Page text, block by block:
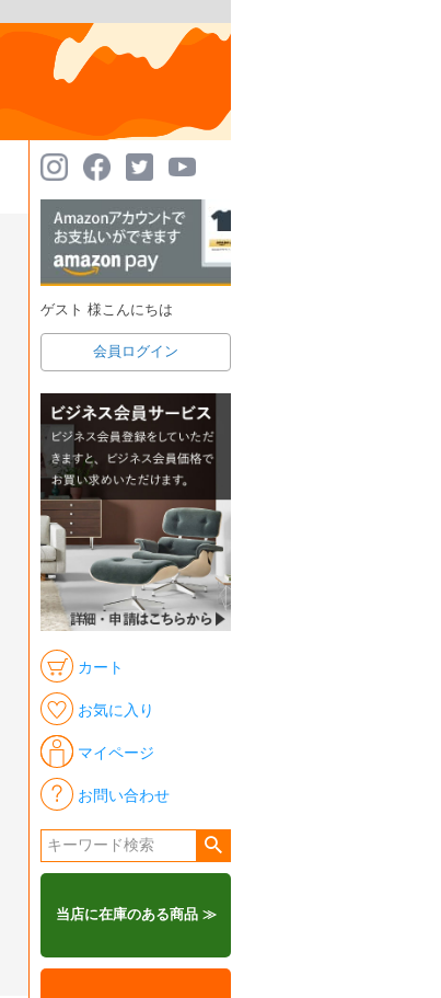
ゲスト 様こんにちは
会員ログイン
カート
お気に入り
マイページ
お問い合わせ
当店に在庫のある商品 ≫